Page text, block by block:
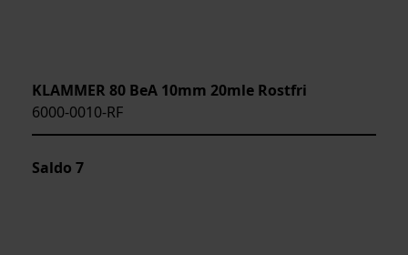
KLAMMER 80 BeA 10mm 20mle Rostfri
6000-0010-RF
Saldo 7